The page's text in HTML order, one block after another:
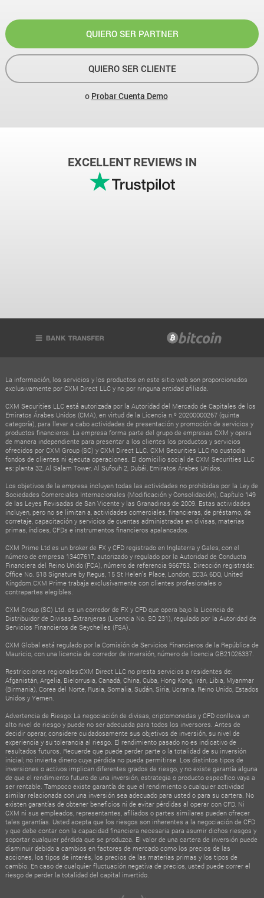
QUIERO SER PARTNER
QUIERO SER CLIENTE
o Probar Cuenta Demo
EXCELLENT REVIEWS IN
La información, los servicios y los productos en este sitio web son proporcionados
exclusivamente por CXM Direct LLC y no por ninguna entidad afiliada.
CXM Securities LLC está autorizada por la Autoridad del Mercado de Capitales de los
Emiratos Árabes Unidos (CMA), en virtud de la Licencia n.º 20200000267 (quinta
categoría), para llevar a cabo actividades de presentación y promoción de servicios y
productos financieros. La empresa forma parte del grupo de empresas CXM y opera
de manera independiente para presentar a los clientes los productos y servicios
ofrecidos por CXM Group (SC) y CXM Direct LLC. CXM Securities LLC no custodia
fondos de clientes ni ejecuta operaciones. El domicilio social de CXM Securities LLC
es: planta 32, Al Salam Tower, Al Sufouh 2, Dubái, Emiratos Árabes Unidos.
Los objetivos de la empresa incluyen todas las actividades no prohibidas por la Ley de
Sociedades Comerciales Internacionales (Modificación y Consolidación), Capítulo 149
de las Leyes Revisadas de San Vicente y las Granadinas de 2009. Estas actividades
incluyen, pero no se limitan a, actividades comerciales, financieras, de préstamo, de
corretaje, capacitación y servicios de cuentas administradas en divisas, materias
primas, índices, CFDs e instrumentos financieros apalancados.
CXM Prime Ltd es un broker de FX y CFD registrado en Inglaterra y Gales, con el
número de empresa 13407617, autorizado y regulado por la Autoridad de Conducta
Financiera del Reino Unido (FCA), número de referencia 966753. Dirección registrada:
Office No. 518 Signature by Regus, 15 St Helen's Place, London, EC3A 6DQ, United
Kingdom.CXM Prime trabaja exclusivamente con clientes profesionales o
contrapartes elegibles.
CXM Group (SC) Ltd. es un corredor de FX y CFD que opera bajo la Licencia de
Distribuidor de Divisas Extranjeras (Licencia No. SD 231), regulado por la Autoridad de
Servicios Financieros de Seychelles (FSA).
CXM Global está regulado por la Comisión de Servicios Financieros de la República de
Mauricio, con una licencia de corredor de inversión, número de licencia GB21026337.
Restricciones regionales:CXM Direct LLC no presta servicios a residentes de:
Afganistán, Argelia, Bielorrusia, Canadá, China, Cuba, Hong Kong, Irán, Libia, Myanmar
(Birmania), Corea del Norte, Rusia, Somalia, Sudán, Siria, Ucrania, Reino Unido, Estados
Unidos y Yemen.
Advertencia de Riesgo: La negociación de divisas, criptomonedas y CFD conlleva un
alto nivel de riesgo y puede no ser adecuada para todos los inversores. Antes de
decidir operar, considere cuidadosamente sus objetivos de inversión, su nivel de
experiencia y su tolerancia al riesgo. El rendimiento pasado no es indicativo de
resultados futuros. Recuerde que puede perder parte o la totalidad de su inversión
inicial; no invierta dinero cuya pérdida no pueda permitirse. Los distintos tipos de
inversiones o activos implican diferentes grados de riesgo, y no existe garantía alguna
de que el rendimiento futuro de una inversión, estrategia o producto específico vaya a
ser rentable. Tampoco existe garantía de que el rendimiento o cualquier actividad
similar relacionada con una inversión sea adecuado para usted o para su cartera. No
existen garantías de obtener beneficios ni de evitar pérdidas al operar con CFD. Ni
CXM ni sus empleados, representantes, afiliados o partes similares pueden ofrecer
tales garantías. Usted acepta que los riesgos son inherentes a la negociación de CFD
y que debe contar con la capacidad financiera necesaria para asumir dichos riesgos y
soportar cualquier pérdida que se produzca. El valor de una cartera de inversión puede
disminuir debido a cambios en factores de mercado como los precios de las
acciones, los tipos de interés, los precios de las materias primas y los tipos de
cambio. En caso de cualquier fluctuación negativa de precios, usted puede correr el
riesgo de perder la totalidad del capital invertido.